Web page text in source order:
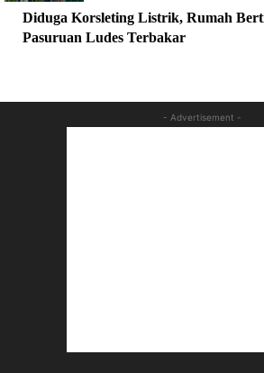
Diduga Korsleting Listrik, Rumah
Pasuruan Ludes Terbakar
- Advertisement -